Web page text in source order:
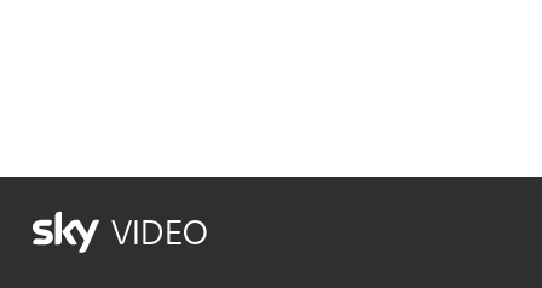
VIDEO